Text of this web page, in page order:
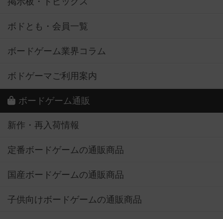
ボドとも・会員一覧
ボードゲーム業界コラム
ボドゲーマご利用案内
ボードゲーム通販
新作・再入荷情報
定番ボードゲームの通販商品
国産ボードゲームの通販商品
子供向けボードゲームの通販商品